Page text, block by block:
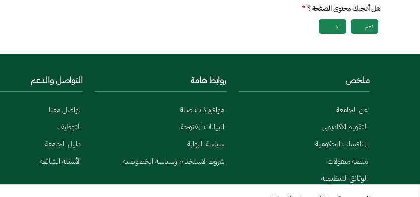
هل أعجبك محتوى الصفحة ؟
نعم لا
ملخص
عن الجامعة
التقويم الأكاديمي
المنافسات الحكومية
منصة منقولات
الوثائق التنظيمية
روابط هامة
مواقع ذات صلة
البيانات المفتوحة
سياسة البوابة
شروط الاستخدام وسياسة الخصوصية
التواصل والدعم
تواصل معنا
التوظيف
دليل الجامعة
الأسئلة الشائعة